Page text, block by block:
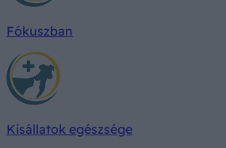
Fókuszban
Kisállatok egészsége